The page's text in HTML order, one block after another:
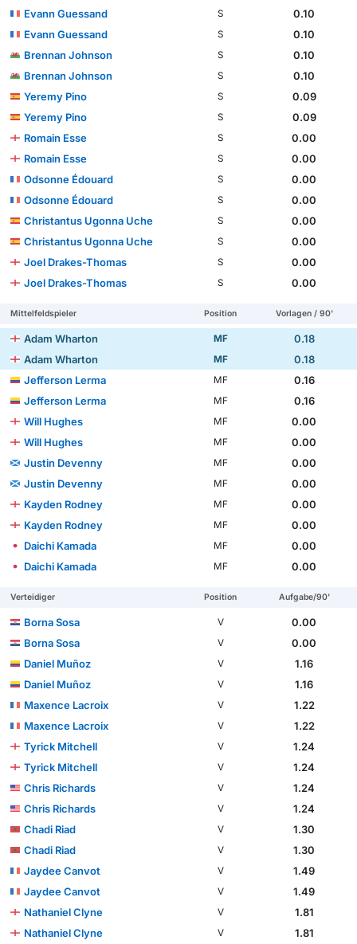
Evann Guessand
S
0.10
Evann Guessand
S
0.10
Brennan Johnson
S
0.10
Brennan Johnson
S
0.10
Yeremy Pino
S
0.09
Yeremy Pino
S
0.09
Romain Esse
S
0.00
Romain Esse
S
0.00
Odsonne Édouard
S
0.00
Odsonne Édouard
S
0.00
Christantus Ugonna Uche
S
0.00
Christantus Ugonna Uche
S
0.00
Joel Drakes-Thomas
S
0.00
Joel Drakes-Thomas
S 0.00
Mittelfeldspieler Position Vorlagen / 90'
Adam Wharton MF
0.18
Adam Wharton
MF
0.18
Jefferson Lerma
MF
0.16
Jefferson Lerma
MF
0.16
Will Hughes
MF
0.00
Will Hughes
MF
0.00
Justin Devenny
MF
0.00
Justin Devenny
MF
0.00
Kayden Rodney
MF
0.00
Kayden Rodney
MF
0.00
Daichi Kamada
MF
0.00
Daichi Kamada
MF 0.00
Verteidiger Position Aufgabe/90'
Borna Sosa V
0.00
Borna Sosa
V
0.00
Daniel Muñoz
V
1.16
Daniel Muñoz
V
1.16
Maxence Lacroix
V
1.22
Maxence Lacroix
V
1.22
Tyrick Mitchell
V
1.24
Tyrick Mitchell
V
1.24
Chris Richards
V
1.24
Chris Richards
V
1.24
Chadi Riad
V
1.30
Chadi Riad
V
1.30
Jaydee Canvot
V
1.49
Jaydee Canvot
V
1.49
Nathaniel Clyne
V
1.81
Nathaniel Clyne
V 1.81